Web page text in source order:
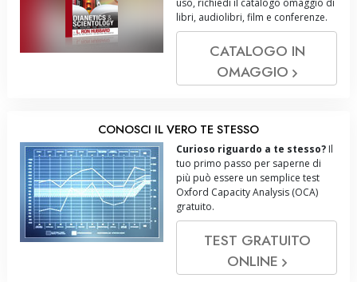
uso, richiedi il catalogo omaggio di
libri, audiolibri, film e conferenze.
CATALOGO IN
OMAGGIO
CONOSCI IL VERO TE STESSO
Curioso riguardo a te stesso? Il
tuo primo passo per saperne di
più può essere un semplice test
Oxford Capacity Analysis (OCA)
gratuito.
TEST GRATUITO
ONLINE